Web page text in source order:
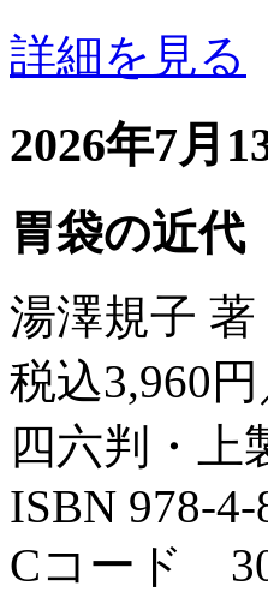
詳細を見る
2026年7月
胃袋の近代
湯澤規子 著
税込3,960
四六判・上
ISBN 978-
Cコード